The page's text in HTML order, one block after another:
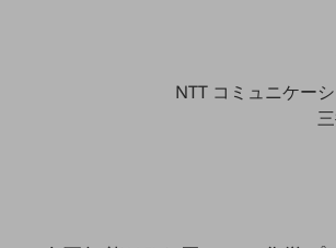
NTT コミュニケー